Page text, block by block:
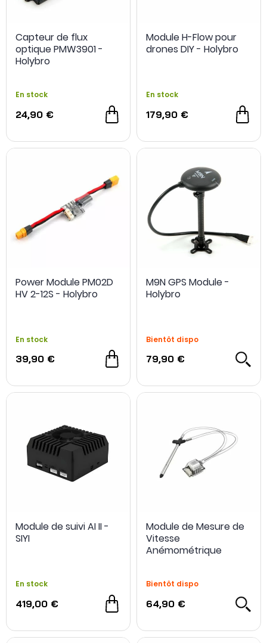
NOUVEAU
Capteur de flux
optique PMW3901 -
Holybro
En stock
24,90 €
Module H-Flow pour
drones DIY - Holybro
En stock
179,90 €
Power Module PM02D
HV 2-12S - Holybro
En stock
39,90 €
M9N GPS Module -
Holybro
Bientôt dispo
79,90 €
Module de suivi AI II -
SIYI
En stock
419,00 €
Module de Mesure de
Vitesse
Anémométrique
Bientôt dispo
64,90 €